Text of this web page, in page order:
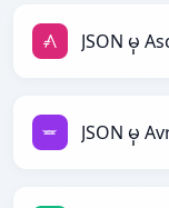
JSON မှ
JSON မှ